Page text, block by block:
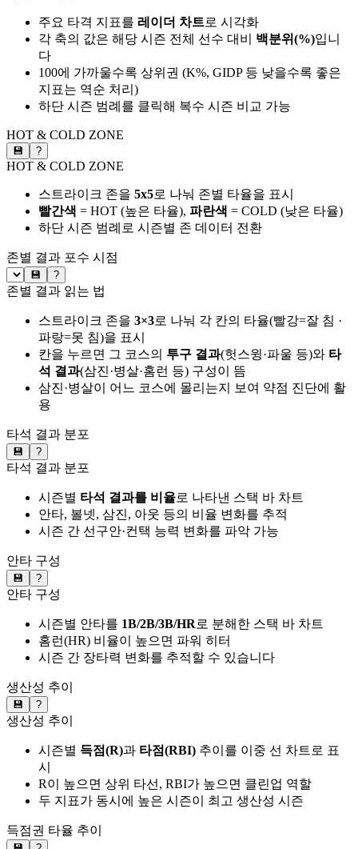
주요 타격 지표를 레이더 차트로 시각화
각 축의 값은 해당 시즌 전체 선수 대비 백분위(%)입니
다
100에 가까울수록 상위권 (K%, GIDP 등 낮을수록 좋은
지표는 역순 처리)
하단 시즌 범례를 클릭해 복수 시즌 비교 가능
HOT & COLD ZONE
💾 ?
HOT & COLD ZONE
스트라이크 존을 5x5로 나눠 존별 타율을 표시
빨간색 = HOT (높은 타율), 파란색 = COLD (낮은 타율)
하단 시즌 범례로 시즌별 존 데이터 전환
존별 결과 포수 시점
💾 ?
존별 결과 읽는 법
스트라이크 존을 3×3로 나눠 각 칸의 타율(빨강=잘 침 ·
파랑=못 침)을 표시
칸을 누르면 그 코스의 투구 결과(헛스윙·파울 등)와 타
석 결과(삼진·병살·홈런 등) 구성이 뜸
삼진·병살이 어느 코스에 몰리는지 보여 약점 진단에 활
용
타석 결과 분포
💾 ?
타석 결과 분포
시즌별 타석 결과를 비율로 나타낸 스택 바 차트
안타, 볼넷, 삼진, 아웃 등의 비율 변화를 추적
시즌 간 선구안·컨택 능력 변화를 파악 가능
안타 구성
💾 ?
안타 구성
시즌별 안타를 1B/2B/3B/HR로 분해한 스택 바 차트
홈런(HR) 비율이 높으면 파워 히터
시즌 간 장타력 변화를 추적할 수 있습니다
생산성 추이
💾 ?
생산성 추이
시즌별 득점(R)과 타점(RBI) 추이를 이중 선 차트로 표
시
R이 높으면 상위 타선, RBI가 높으면 클린업 역할
두 지표가 동시에 높은 시즌이 최고 생산성 시즌
득점권 타율 추이